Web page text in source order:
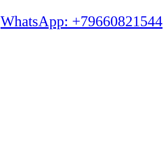
WhatsApp: +79660821544